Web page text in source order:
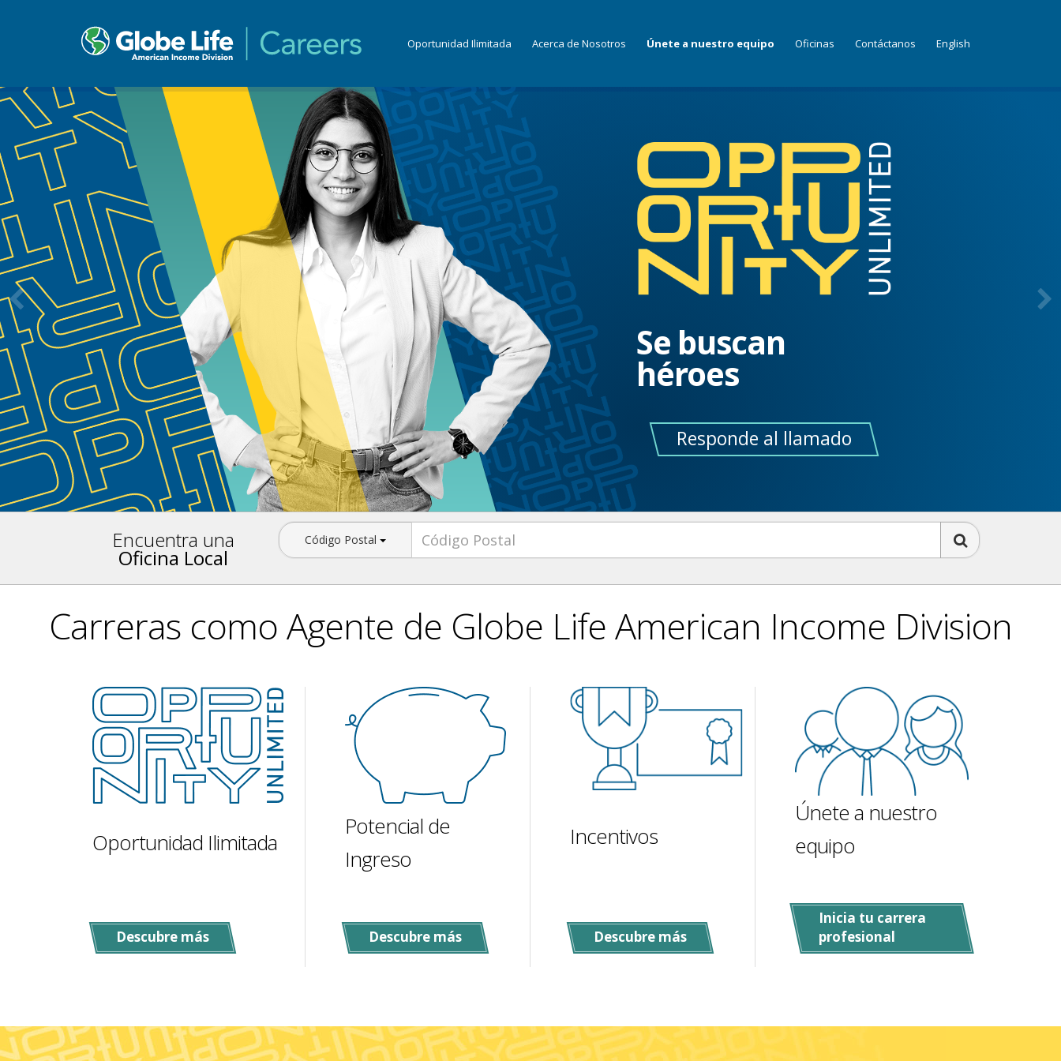
Oportunidad Ilimitada Acerca de Nosotros Únete a nuestro equipo Oficinas Contáctanos English
Se buscan
héroes
Responde al llamado
Encuentra una
Oficina Local
Código Postal
Carreras como Agente de Globe Life American Income Division
Oportunidad Ilimitada
Descubre más
Potencial de
Ingreso
Descubre más
Incentivos
Descubre más
Únete a nuestro
equipo
Inicia tu carrera
profesional